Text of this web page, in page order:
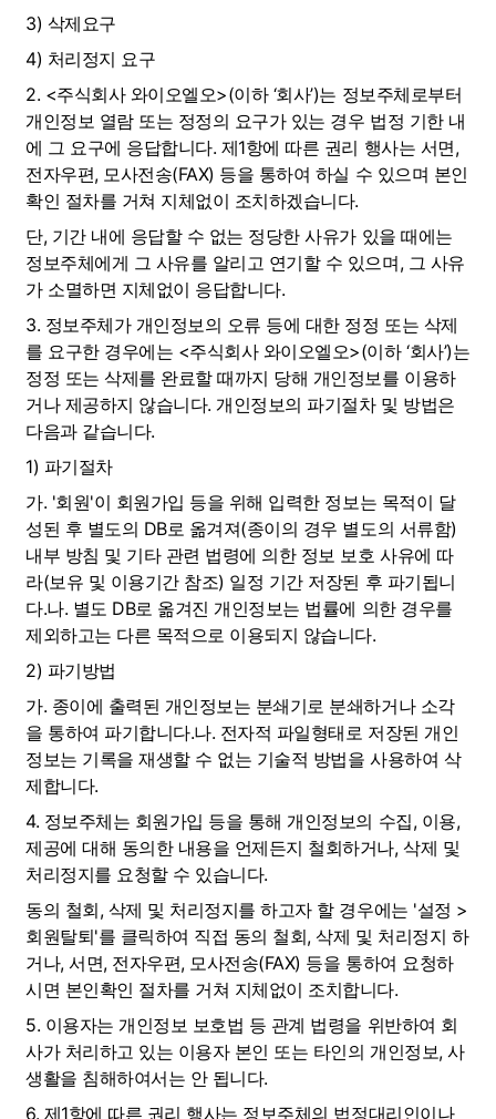
3) 삭제요구
4) 처리정지 요구
2. <주식회사 와이오엘오>(이하 ‘회사’)는 정보주체로부터
개인정보 열람 또는 정정의 요구가 있는 경우 법정 기한 내
에 그 요구에 응답합니다. 제1항에 따른 권리 행사는 서면,
전자우편, 모사전송(FAX) 등을 통하여 하실 수 있으며 본인
확인 절차를 거쳐 지체없이 조치하겠습니다.
단, 기간 내에 응답할 수 없는 정당한 사유가 있을 때에는
정보주체에게 그 사유를 알리고 연기할 수 있으며, 그 사유
가 소멸하면 지체없이 응답합니다.
3. 정보주체가 개인정보의 오류 등에 대한 정정 또는 삭제
를 요구한 경우에는 <주식회사 와이오엘오>(이하 ‘회사’)는
정정 또는 삭제를 완료할 때까지 당해 개인정보를 이용하
거나 제공하지 않습니다. 개인정보의 파기절차 및 방법은
다음과 같습니다.
1) 파기절차
가. '회원'이 회원가입 등을 위해 입력한 정보는 목적이 달
성된 후 별도의 DB로 옮겨져(종이의 경우 별도의 서류함)
내부 방침 및 기타 관련 법령에 의한 정보 보호 사유에 따
라(보유 및 이용기간 참조) 일정 기간 저장된 후 파기됩니
다.나. 별도 DB로 옮겨진 개인정보는 법률에 의한 경우를
제외하고는 다른 목적으로 이용되지 않습니다.
2) 파기방법
가. 종이에 출력된 개인정보는 분쇄기로 분쇄하거나 소각
을 통하여 파기합니다.나. 전자적 파일형태로 저장된 개인
정보는 기록을 재생할 수 없는 기술적 방법을 사용하여 삭
제합니다.
4. 정보주체는 회원가입 등을 통해 개인정보의 수집, 이용,
제공에 대해 동의한 내용을 언제든지 철회하거나, 삭제 및
처리정지를 요청할 수 있습니다.
동의 철회, 삭제 및 처리정지를 하고자 할 경우에는 '설정 >
회원탈퇴'를 클릭하여 직접 동의 철회, 삭제 및 처리정지 하
거나, 서면, 전자우편, 모사전송(FAX) 등을 통하여 요청하
시면 본인확인 절차를 거쳐 지체없이 조치합니다.
5. 이용자는 개인정보 보호법 등 관계 법령을 위반하여 회
사가 처리하고 있는 이용자 본인 또는 타인의 개인정보, 사
생활을 침해하여서는 안 됩니다.
6. 제1항에 따른 권리 행사는 정보주체의 법정대리인이나